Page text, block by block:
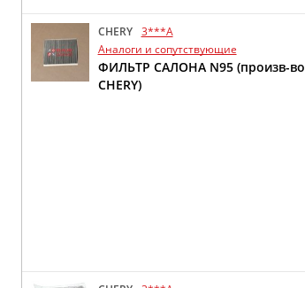
CHERY
3***A
Аналоги и сопутствующие
ФИЛЬТР САЛОНА N95 (произв-во
CHERY)